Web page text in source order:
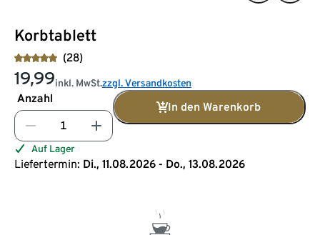
Korbtablett
(28)
19,99inkl. MwSt.zzgl. Versandkosten
Anzahl
In den Warenkorb
Auf Lager
Liefertermin: Di., 11.08.2026 - Do., 13.08.2026